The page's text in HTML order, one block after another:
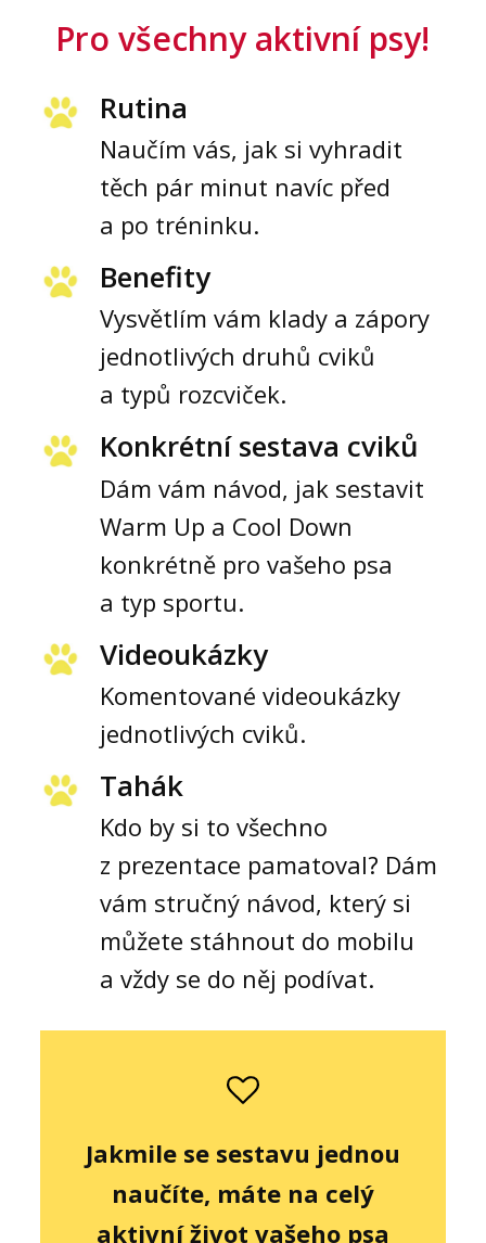
Pro všechny aktivní psy!
Rutina
Naučím vás, jak si vyhradit
těch pár minut navíc před
a po tréninku.
Benefity
Vysvětlím vám klady a zápory
jednotlivých druhů cviků
a typů rozcviček.
Konkrétní sestava cviků
Dám vám návod, jak sestavit
Warm Up a Cool Down
konkrétně pro vašeho psa
a typ sportu.
Videoukázky
Komentované videoukázky
jednotlivých cviků.
Tahák
Kdo by si to všechno
z prezentace pamatoval? Dám
vám stručný návod, který si
můžete stáhnout do mobilu
a vždy se do něj podívat.
Jakmile se sestavu jednou
naučíte, máte na celý
aktivní život vašeho psa